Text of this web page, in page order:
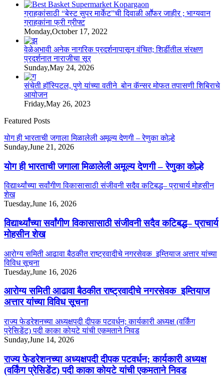
ग्राहकांसाठी “बेस्ट सुपर मार्केट”ची दिवाळी आॕफर जाहीर ; भाग्यवान
ग्राहकांना फ्री ग्रीफ्ट
Monday,October 17, 2022
वेळेअभावी अनेक नागरिक प्रदर्शनापासून वंचित; शिर्डीतील संरक्षण
प्रदर्शनात नाराजीचा सूर
Sunday,May 24, 2026
संचेती हॉस्पिटल, पुणे यांच्या वतीने बोन कॅन्सर मोफत तपासणी शिबिराचे
आयोजन
Friday,May 26, 2023
Featured Posts
योग ही भारताची जगाला मिळालेली अमूल्य देणगी – रेणुका कोल्हे
Sunday,June 21, 2026
योग ही भारताची जगाला मिळालेली अमूल्य देणगी – रेणुका कोल्हे
विद्यार्थ्यांच्या सर्वांगीण विकासासाठी संजीवनी सदैव कटिबद्ध– प्राचार्य मोहसीन
शेख
Tuesday,June 16, 2026
विद्यार्थ्यांच्या सर्वांगीण विकासासाठी संजीवनी सदैव कटिबद्ध– प्राचार्य
मोहसीन शेख
आरोग्य समिती आढावा बैठकीत राष्ट्रवादीचे नगरसेवक इम्तियाज अत्तार यांच्या
विविध सूचना
Tuesday,June 16, 2026
आरोग्य समिती आढावा बैठकीत राष्ट्रवादीचे नगरसेवक इम्तियाज
अत्तार यांच्या विविध सूचना
राज्य फेडरेशनच्या अध्यक्षपदी दीपक पटवर्धन; कार्यकारी अध्यक्ष (वर्किंग
प्रेसिडेंट) पदी काका कोयटे यांची एकमताने निवड
Sunday,June 14, 2026
राज्य फेडरेशनच्या अध्यक्षपदी दीपक पटवर्धन; कार्यकारी अध्यक्ष
(वर्किंग प्रेसिडेंट) पदी काका कोयटे यांची एकमताने निवड